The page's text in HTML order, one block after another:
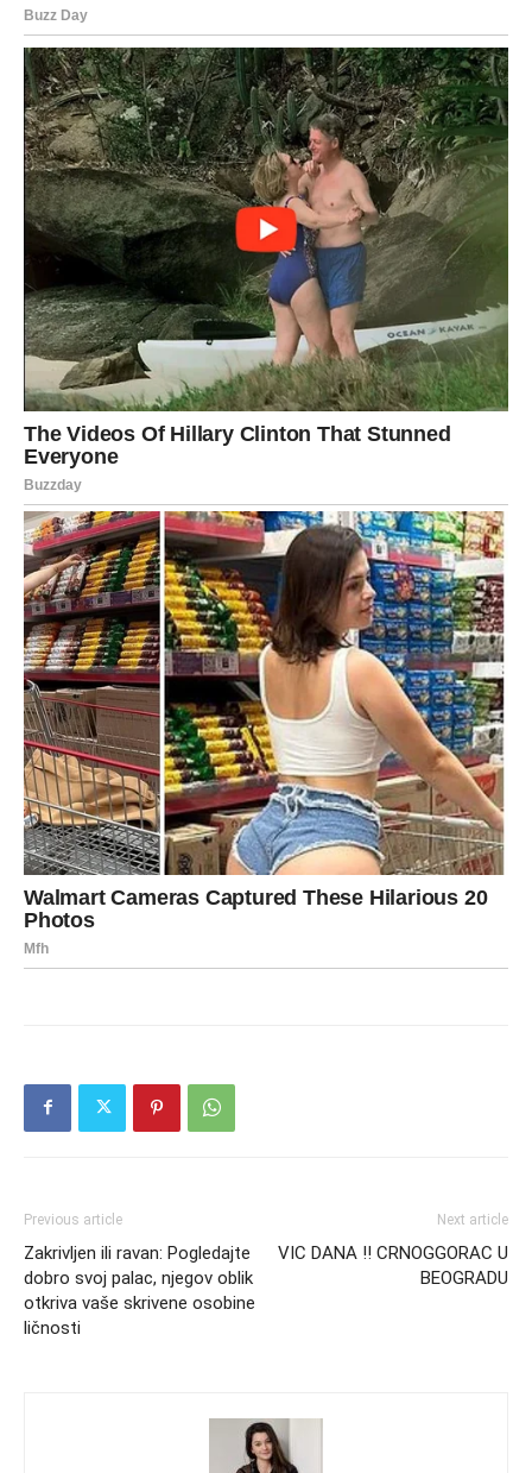
Previous article
Zakrivljen ili ravan: Pogledajte
dobro svoj palac, njegov oblik
otkriva vaše skrivene osobine
ličnosti
Next article
VIC DANA !! CRNOGGORAC U
BEOGRADU